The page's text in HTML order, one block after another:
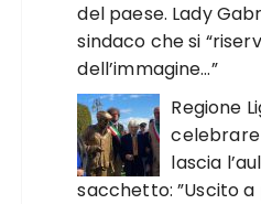
del paese. Lady
sindaco che si
dell’immagine…”
Regione
lascia
sacchetto: ”Uscito